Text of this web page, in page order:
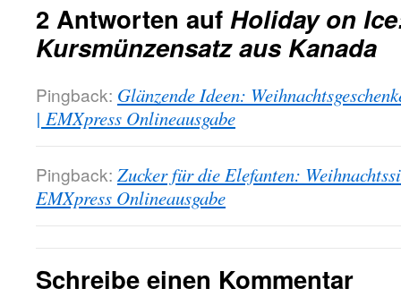
2 Antworten auf Holiday on
Kursmünzensatz aus Kanada
Pingback: Glänzende Ideen:
| EMXpress Onlineausgabe
Pingback: Zucker für die Elefanten:
EMXpress Onlineausgabe
Schreibe einen Kommentar